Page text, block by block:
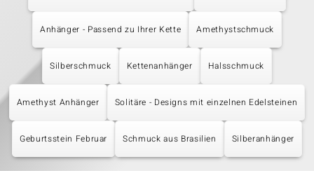
Anhänger - Passend zu Ihrer Kette Amethystschmuck
Silberschmuck Kettenanhänger Halsschmuck
Amethyst Anhänger Solitäre - Designs mit einzelnen Edelsteinen
Geburtsstein Februar Schmuck aus Brasilien Silberanhänger